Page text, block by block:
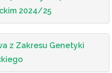
2024/25
z Zakresu Genetyki